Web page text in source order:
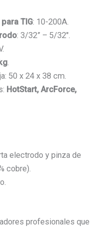
TIG: 10-200A.
: 3/32” – 5/32″.
50 x 24 x 38 cm.
HotStart, ArcForce,
electrodo y pinza de
cobre).
profesionales que